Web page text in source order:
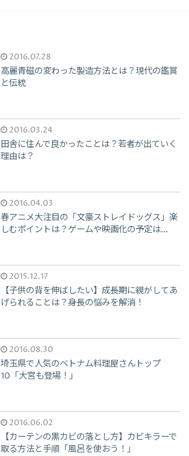
2016.07.28
高麗青磁の変わった製造方法とは？現代の鑑賞
と伝統
2016.03.24
田舎に住んで良かったことは？若者が出ていく
理由は？
2016.04.03
春アニメ大注目の「文豪ストレイドッグス」楽
しむポイントは？ゲームや映画化の予定は...
2015.12.17
【子供の背を伸ばしたい】成長期に親がしてあ
げられることは？身長の悩みを解消！
2016.08.30
埼玉県で人気のベトナム料理屋さんトップ
10「大宮も登場！」
2016.06.02
【カーテンの黒カビの落とし方】カビキラーで
取る方法と手順「風呂を使おう！」